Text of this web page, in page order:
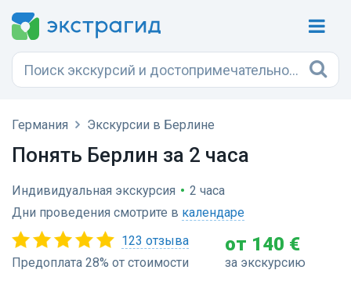
Германия Экскурсии в Берлине
Понять Берлин за 2 часа
Индивидуальная экскурсия • 2 часа
Дни проведения смотрите в календаре
123 отзыва
Предоплата 28% от стоимости
от 140 €
за экскурсию